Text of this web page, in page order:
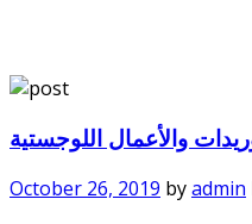
والأعمال اللوجستية
October 26, 2019 byadmin